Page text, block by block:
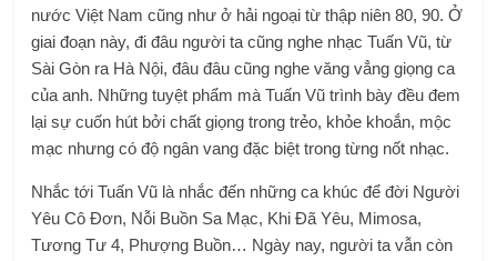
nước Việt Nam cũng như ở hải ngoại từ thập niên 80, 90. Ở
giai đoạn này, đi đâu người ta cũng nghe nhạc Tuấn Vũ, từ
Sài Gòn ra Hà Nội, đâu đâu cũng nghe văng vẳng giọng ca
của anh. Những tuyệt phẩm mà Tuấn Vũ trình bày đều đem
lại sự cuốn hút bởi chất giọng trong trẻo, khỏe khoắn, mộc
mạc nhưng có độ ngân vang đặc biệt trong từng nốt nhạc.
Nhắc tới Tuấn Vũ là nhắc đến những ca khúc để đời Người
Yêu Cô Đơn, Nỗi Buồn Sa Mạc, Khi Đã Yêu, Mimosa,
Tương Tư 4, Phượng Buồn… Ngày nay, người ta vẫn còn